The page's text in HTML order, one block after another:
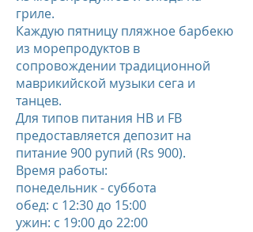
гриле.
Каждую пятницу пляжное барбекю
из морепродуктов в
сопровождении традиционной
маврикийской музыки сега и
танцев.
Для типов питания HB и FB
предоставляется депозит на
питание 900 рупий (Rs 900).
Время работы:
понедельник - суббота
обед: с 12:30 до 15:00
ужин: с 19:00 до 22:00